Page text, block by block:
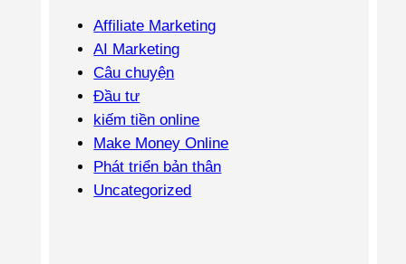
Affiliate Marketing
AI Marketing
Câu chuyện
Đầu tư
kiếm tiền online
Make Money Online
Phát triển bản thân
Uncategorized